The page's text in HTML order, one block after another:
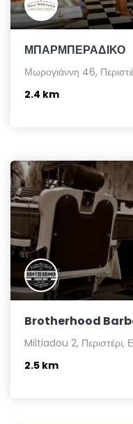
ΜΠΑΡΜΠΕΡΑΔΙΚΟ
Μωρογιάννη 46,
2.4 km
Brotherhood
Miltiadou 2, Περιστέρι,
2.5 km